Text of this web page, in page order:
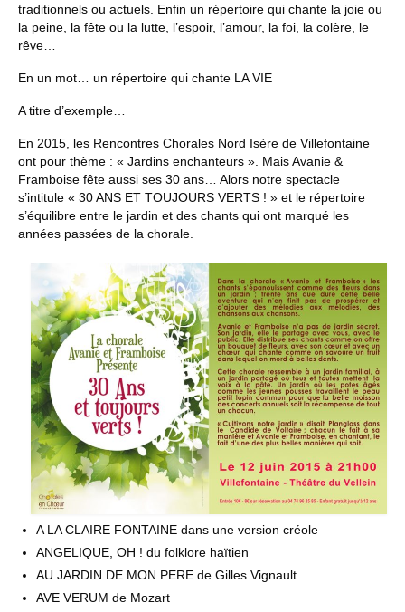
traditionnels ou actuels. Enfin un répertoire qui chante la joie ou
la peine, la fête ou la lutte, l’espoir, l’amour, la foi, la colère, le
rêve…
En un mot… un répertoire qui chante LA VIE
A titre d’exemple…
En 2015, les Rencontres Chorales Nord Isère de Villefontaine
ont pour thème : « Jardins enchanteurs ». Mais Avanie &
Framboise fête aussi ses 30 ans… Alors notre spectacle
s’intitule « 30 ANS ET TOUJOURS VERTS ! » et le répertoire
s’équilibre entre le jardin et des chants qui ont marqué les
années passées de la chorale.
A LA CLAIRE FONTAINE dans une version créole
ANGELIQUE, OH ! du folklore haïtien
AU JARDIN DE MON PERE de Gilles Vignault
AVE VERUM de Mozart